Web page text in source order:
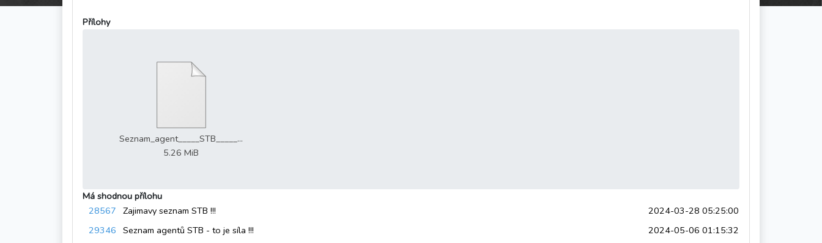
Přílohy
Seznam_agent_____STB_____...
5.26 MiB
Má shodnou přílohu
28567 Zajimavy seznam STB !!!
2024-03-28 05:25:00
29346 Seznam agentů STB - to je síla !!!
2024-05-06 01:15:32